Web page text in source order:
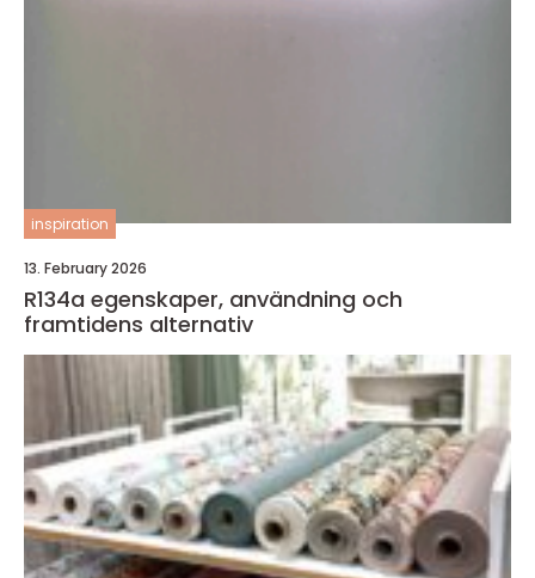
inspiration
13. February 2026
R134a egenskaper, användning och
framtidens alternativ